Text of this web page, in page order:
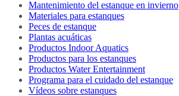
Mantenimiento del estanque en invierno
Materiales para estanques
Peces de estanque
Plantas acuáticas
Productos Indoor Aquatics
Productos para los estanques
Productos Water Entertainment
Programa para el cuidado del estanque
Vídeos sobre estanques